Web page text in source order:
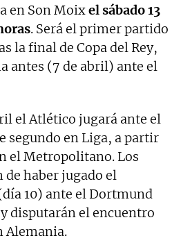
en Son Moixel sábado 13
. Será el primer partido
la final de Copa del Rey,
antes (7 de abril) ante el
el Atlético jugará ante el
segundo en Liga, a partir
el Metropolitano. Los
haber jugado el
10) ante el Dortmund
disputarán el encuentro
Alemania.